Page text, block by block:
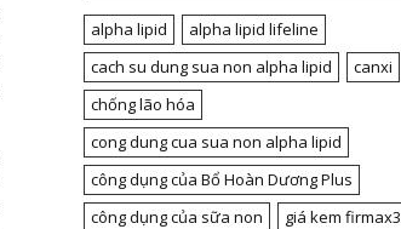
alpha lipid
alpha lipid lifeline
cach su dung sua non alpha lipid
canxi
chống lão hóa
cong dung cua sua non alpha lipid
công dụng của Bổ Hoàn Dương Plus
công dụng của sữa non
giá kem firmax3